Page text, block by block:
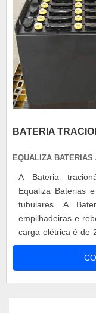
BATERIA
EQUALIZA BATERIAS
A Bateria
Equaliza Baterias
tubulares. A
empilhadeiras e
carga elétrica é de
24 V, 36 V, 48 V,
fornece Bateria
tubulares e aceita